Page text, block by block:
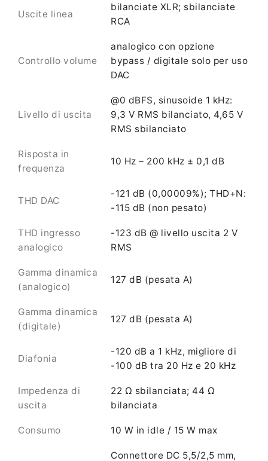
Uscite linea
bilanciate XLR; sbilanciate
RCA
Controllo volume
analogico con opzione
bypass / digitale solo per uso
DAC
Livello di uscita
@0 dBFS, sinusoide 1 kHz:
9,3 V RMS bilanciato, 4,65 V
RMS sbilanciato
Risposta in
frequenza
10 Hz – 200 kHz ± 0,1 dB
THD DAC
-121 dB (0,00009%); THD+N:
-115 dB (non pesato)
THD ingresso
analogico
-123 dB @ livello uscita 2 V
RMS
Gamma dinamica
(analogico)
127 dB (pesata A)
Gamma dinamica
(digitale)
127 dB (pesata A)
Diafonia
-120 dB a 1 kHz, migliore di
-100 dB tra 20 Hz e 20 kHz
Impedenza di
uscita
22 Ω sbilanciata; 44 Ω
bilanciata
Consumo 10 W in idle / 15 W max
Connettore DC 5,5/2,5 mm,